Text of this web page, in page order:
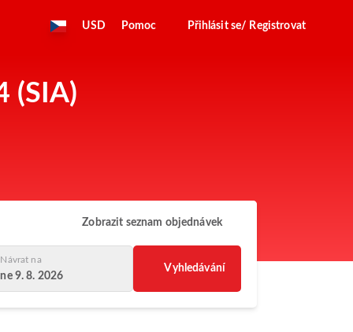
USD Pomoc Přihlásit se/ Registrovat
(SIA)
Zobrazit seznam objednávek
Návrat na
ne 9. 8. 2026
Vyhledávání